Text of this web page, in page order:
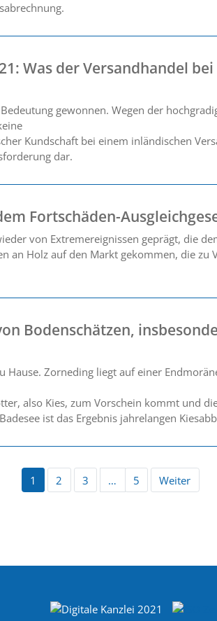
Was der Versandhandel
gewonnen. Wegen der
Kundschaft bei einem inländischen
dar.
Fortschäden-
von Extremereignissen geprägt, die
an Holz auf den Markt gekommen, die
Bodenschätzen,
Hause. Zorneding liegt auf einer
also Kies, zum Vorschein kommt und
ist das Ergebnis jahrelangen
1 2 3 … 5 Weiter